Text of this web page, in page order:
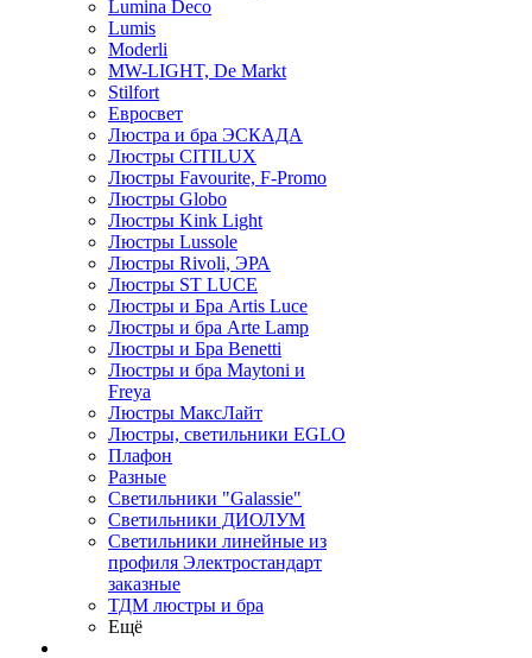
Lumina Deco
Lumis
Moderli
MW-LIGHT, De Markt
Stilfort
Евросвет
Люстра и бра ЭСКАДА
Люстры CITILUX
Люстры Favourite, F-Promo
Люстры Globo
Люстры Kink Light
Люстры Lussole
Люстры Rivoli, ЭРА
Люстры ST LUCE
Люстры и Бра Artis Luce
Люстры и бра Arte Lamp
Люстры и Бра Benetti
Люстры и бра Maytoni и
Freya
Люстры МаксЛайт
Люстры, светильники EGLO
Плафон
Разные
Светильники "Galassie"
Светильники ДИОЛУМ
Светильники линейные из
профиля Электростандарт
заказные
ТДМ люстры и бра
Ещё